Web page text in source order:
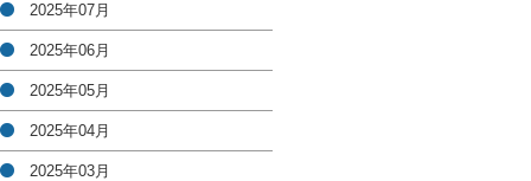
2025年07月
2025年06月
2025年05月
2025年04月
2025年03月